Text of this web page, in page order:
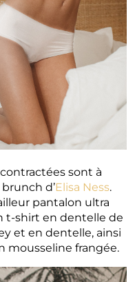
sont à
d’Elisa Ness.
pantalon ultra
t-shirt en dentelle de
et en dentelle, ainsi
mousseline frangée.